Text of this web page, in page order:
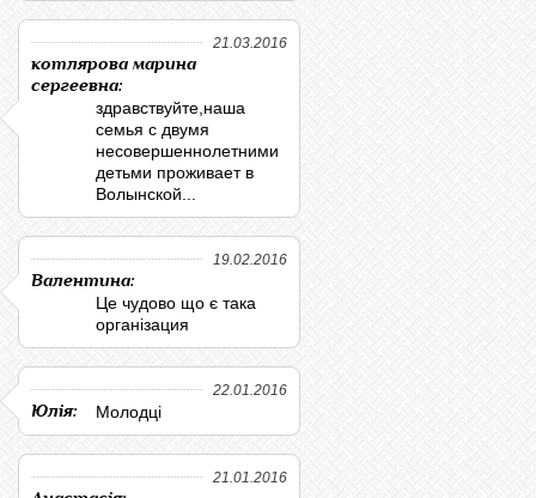
21.03.2016
котлярова марина
сергеевна:
здравствуйте,наша
семья с двумя
несовершеннолетними
детьми проживает в
Волынской...
19.02.2016
Валентина:
Це чудово що є така
організация
22.01.2016
Юлія: Молодці
21.01.2016